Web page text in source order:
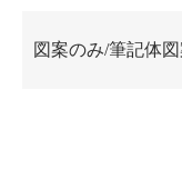
図案のみ/筆記体